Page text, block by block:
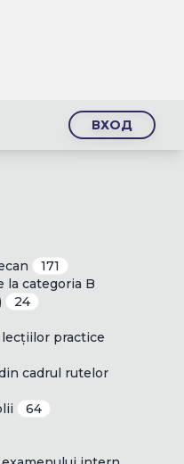
ВХОД
171
la categoria B
24
practice
cadrul rutelor
64